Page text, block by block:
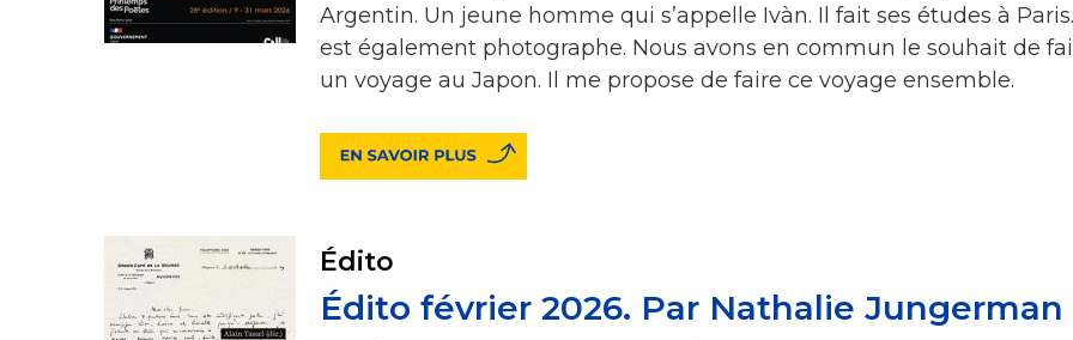
Argentin. Un jeune homme qui s’appelle Ivàn. Il fait ses études à Paris.
est également photographe. Nous avons en commun le souhait de
un voyage au Japon. Il me propose de faire ce voyage ensemble.
Édito
Édito février 2026. Par Nathalie Jungerman